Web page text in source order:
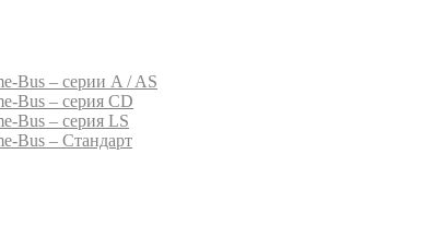
Bus – серии A / AS
Bus – серия CD
Bus – серия LS
Bus – Стандарт